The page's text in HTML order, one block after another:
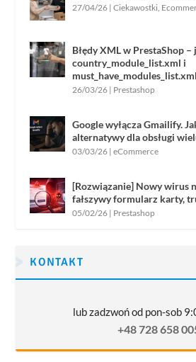
27/04/26 |Ciekawostki
Błędy XML w PrestaShop
country_module_list.xml i
26/03/26 | Prestashop
Google wyłącza Gmailify.
alternatywy dla obsługi
03/03/26 |eCommerce
[Rozwiązanie] Nowy wirus
fałszywy formularz karty,
05/02/26 | Prestashop
KONTAKT
lub zadzwoń od pon-sob
+48 728 658